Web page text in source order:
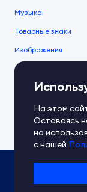
Музыка
Товарные знаки
Изображения
О компании
О сервисе
Документы IPEX
Контакты
Политика IPEX по
Условия
На этом
Оставаясь
на
с нашей